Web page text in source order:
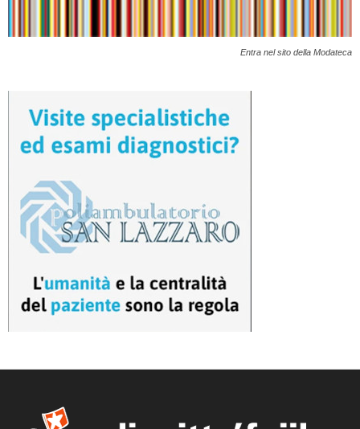
Entra nel sito della Modateca